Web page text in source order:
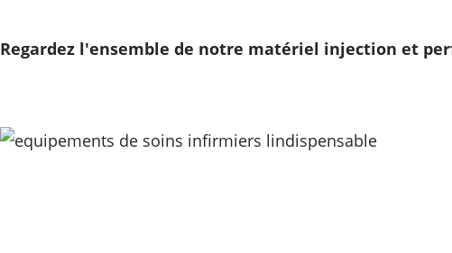
Regardez l'ensemble de notre matériel injection et